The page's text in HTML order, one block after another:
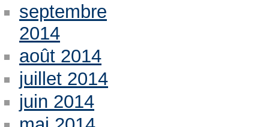
septembre
2014
août 2014
juillet 2014
juin 2014